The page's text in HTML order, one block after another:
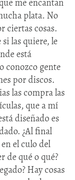
me encantan
plata. No
ciertas cosas.
si las quiere, le
está
conozco gente
por discos.
las compra las
que a mí
diseñado es
¿Al final
el culo del
de qué o qué?
Hay cosas